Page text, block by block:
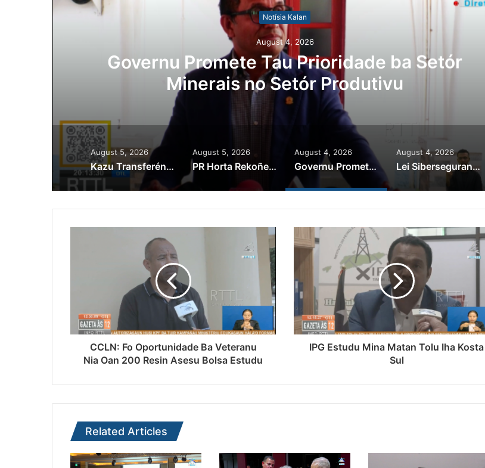
Notísia Kalan
August 4, 2026
Governu Promete Tau Prioridade ba Setór
Minerais no Setór Produtivu
August 5, 2026
Kazu Transferénsia Osan Millaun 42 Husi Singapura, Advogadu Sei Halo Rekursu
August 5, 2026
PR Horta Rekoñese Timoroan Sira Iha Diáspora Nia Kontribuisaun
August 4, 2026
Governu Promete Tau Prioridade ba Setór Minerais no Setór Produtivu
August 4, 2026
Lei Siberseguransa Ajuda Autoridade Polisiál Kaptura Autór Kriminozu ho Paradeiru Iha Estranjeiru
CCLN: Fo Oportunidade Ba Veteranu
Nia Oan 200 Resin Asesu Bolsa Estudu
IPG Estudu Mina Matan Tolu Iha Kosta
Sul
Related Articles